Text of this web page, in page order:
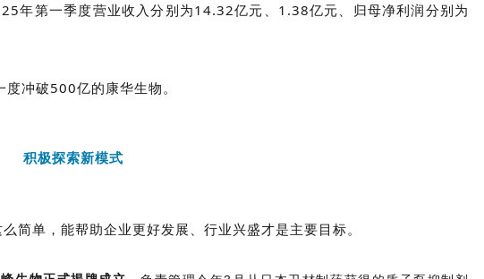
年第一季度营业收入分别为14.32亿元、1.38亿元、归母净利润分别为
冲破500亿的康华生物。
积极探索新模式
简单，能帮助企业更好发展、行业兴盛才是主要目标。